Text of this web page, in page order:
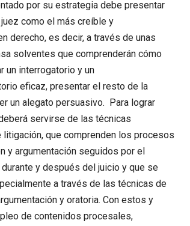
por su estrategia debe presentar
como el más creíble y
derecho, es decir, a través de unas
solventes que comprenderán cómo
un interrogatorio y un
eficaz, presentar el resto de la
un alegato persuasivo. Para lograr
servirse de las técnicas
que comprenden los procesos
y argumentación seguidos por el
y después del juicio y que se
a través de las técnicas de
y oratoria. Con estos y
de contenidos procesales,